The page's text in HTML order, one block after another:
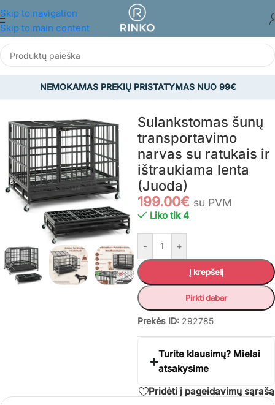
Skip to navigation
Skip to main content
NEMOKAMAS PREKIŲ PRISTATYMAS NUO 99€
GYVŪNAMS /Šunų reikmenys/Šunų narvai
Sulankstomas šunų
transportavimo
narvas su ratukais ir
ištraukiama lenta
(Juoda)
199.00€ su PVM
Liko tik 4
- +
Į krepšelį
Pirkti dabar
Prekės ID: 292785
Turite klausimų? Mielai
atsakysime
Pridėti į pageidavimų sąrašą